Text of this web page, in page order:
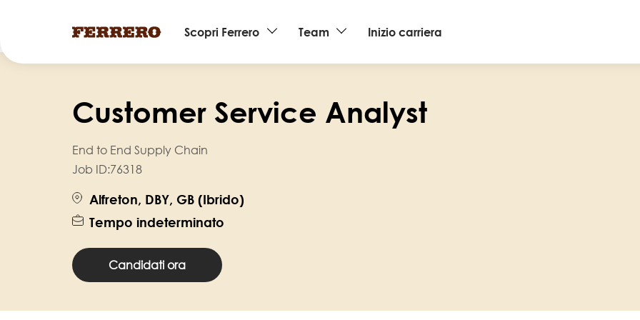
Main
navigation
Scopri Ferrero Team Inizio carriera
Customer Service Analyst
End to End Supply Chain
Job ID:76318
Alfreton, DBY, GB (Ibrido)
Tempo indeterminato
Candidati ora